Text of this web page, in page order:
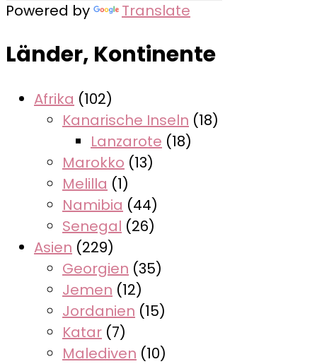
Powered by Translate
Länder, Kontinente
Afrika (102)
Kanarische Inseln (18)
Lanzarote (18)
Marokko (13)
Melilla (1)
Namibia (44)
Senegal (26)
Asien (229)
Georgien (35)
Jemen (12)
Jordanien (15)
Katar (7)
Malediven (10)